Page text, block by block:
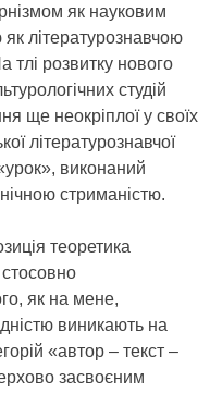
як науковим
літературознавчою
тлі розвитку нового
студій
ще неокріплої у своїх
літературознавчої
виконаний
стриманістю.
теоретика
як на мене,
виникають на
«автор – текст –
засвоєним